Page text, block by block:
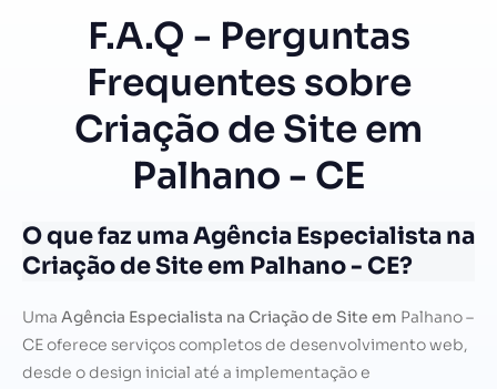
F.A.Q - Perguntas
Frequentes sobre
Criação de Site em
Palhano - CE
O que faz uma Agência Especialista na
Criação de Site em Palhano - CE?
Uma Agência Especialista na Criação de Site em Palhano –
CE oferece serviços completos de desenvolvimento web,
desde o design inicial até a implementação e